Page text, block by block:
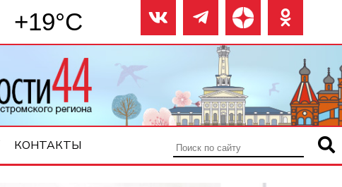
+19°C
КОНТАКТЫ